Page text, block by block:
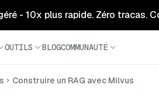
- 10x plus rapide. Zéro tracas.
OUTILS BLOGCOMMUNAUTÉ
Construire un RAG avec Milvus